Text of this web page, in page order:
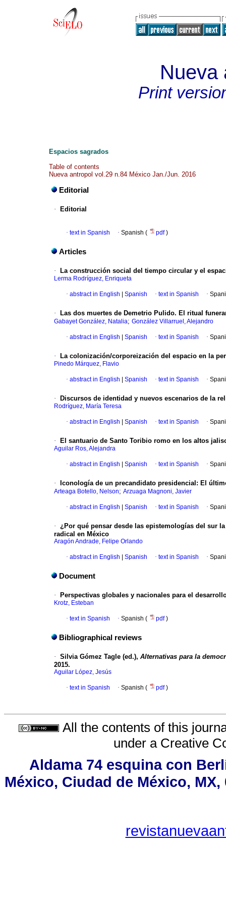
Nueva
Print
Espacios sagrados
Table of contents
Nueva antropol vol.29 n.84 México Jan./Jun. 2016
Editorial
· Editorial
· text in Spanish · Spanish ( pdf)
Articles
· La construcción social del tiempo circular y el
Lerma Rodríguez, Enriqueta
· abstract in English Spanish · text in Spanish ·
· Las dos muertes de Demetrio Pulido. El ritual
Gabayet González, Natalia; González Villarruel, Alejandro
· abstract in English Spanish · text in Spanish ·
· La colonización/corporeización del espacio en la
Pinedo Márquez, Flavio
· abstract in English Spanish · text in Spanish ·
· Discursos de identidad y nuevos escenarios de la
Rodríguez, María Teresa
· abstract in English Spanish · text in Spanish ·
· El santuario de Santo Toribio romo en los altos
Aguilar Ros, Alejandra
· abstract in English Spanish · text in Spanish ·
· Iconología de un precandidato presidencial: El
Arteaga Botello, Nelson; Arzuaga Magnoni, Javier
· abstract in English Spanish · text in Spanish ·
· ¿Por qué pensar desde las epistemologías del sur
radical en México
Aragón Andrade, Felipe Orlando
· abstract in English Spanish · text in Spanish ·
Document
· Perspectivas globales y nacionales para el
Krotz, Esteban
· text in Spanish · Spanish ( pdf)
Bibliographical reviews
· Silvia Gómez Tagle (ed.), Alternativas para la
2015.
Aguilar López, Jesús
· text in Spanish · Spanish ( pdf)
All the contents of this
under a Creative
Aldama 74 esquina con
México, Ciudad de México, MX,